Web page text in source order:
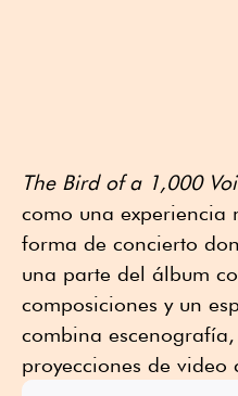
The Bird of a 1,000
como una experiencia
forma de concierto
una parte del álbum
composiciones y un
combina
proyecciones de video